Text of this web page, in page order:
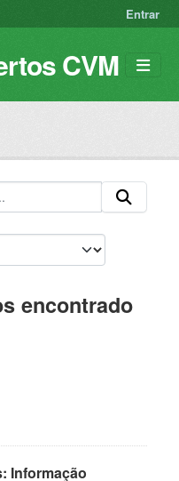
Entrar
CVM
encontrado
Informação